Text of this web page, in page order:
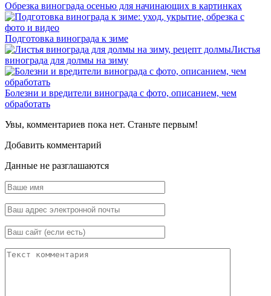
Обрезка винограда осенью для начинающих в картинках
Подготовка винограда к зиме
Листья
винограда для долмы на зиму
Болезни и вредители винограда с фото, описанием, чем
обработать
Увы, комментариев пока нет. Станьте первым!
Добавить комментарий
Данные не разглашаются